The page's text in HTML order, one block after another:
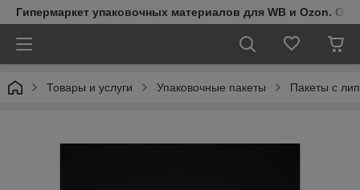
Гипермаркет упаковочных материалов для WB и Ozon.
Товары и услуги Упаковочные пакеты Пакеты с